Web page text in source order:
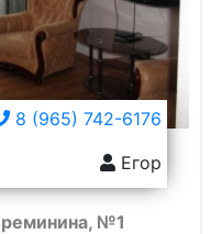
8 (965) 742-6176
Егор
№1